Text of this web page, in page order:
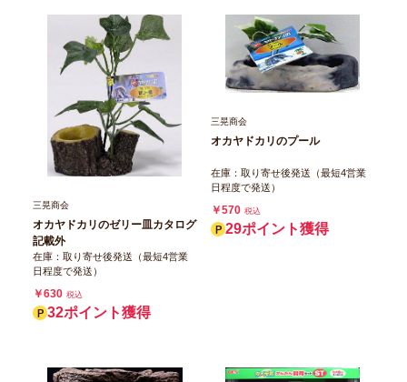
三晃商会
オカヤドカリのゼリー皿カタログ
記載外
在庫：取り寄せ後発送（最短4営業
日程度で発送）
￥630 税込
32ポイント獲得
三晃商会
オカヤドカリのプール
在庫：取り寄せ後発送（最短4営業
日程度で発送）
￥570 税込
29ポイント獲得